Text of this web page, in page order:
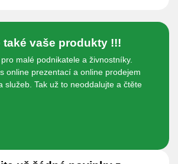
také vaše produkty !!!
malé podnikatele a živnostníky.
online prezentací a online prodejem
služeb. Tak už to neoddalujte a čtěte